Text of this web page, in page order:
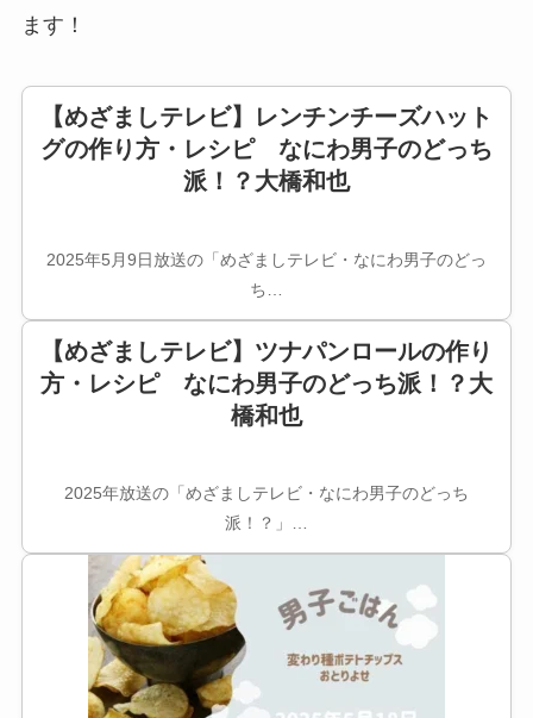
ます！
【めざましテレビ】レンチンチーズハット
グの作り方・レシピ なにわ男子のどっち
派！？大橋和也
2025年5月9日放送の「めざましテレビ・なにわ男子のどっ
ち…
【めざましテレビ】ツナパンロールの作り
方・レシピ なにわ男子のどっち派！？大
橋和也
2025年放送の「めざましテレビ・なにわ男子のどっち
派！？」…